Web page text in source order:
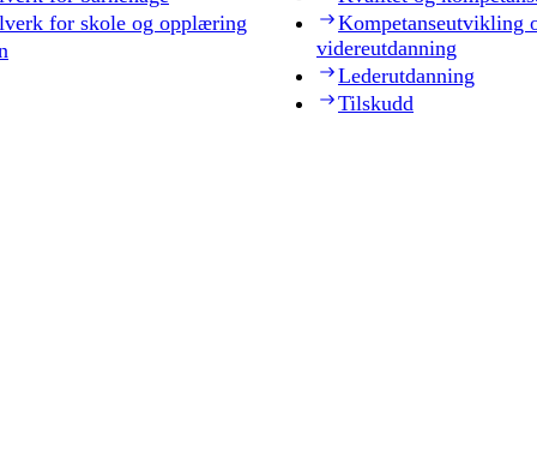
for skole og opplæring
Kompetanseutvikling
videreutdanning
Lederutdanning
Tilskudd